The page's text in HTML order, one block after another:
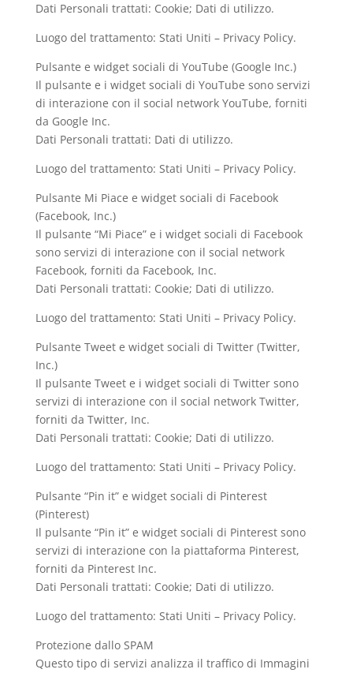
Dati Personali trattati: Cookie; Dati di utilizzo.
Luogo del trattamento: Stati Uniti – Privacy Policy.
Pulsante e widget sociali di YouTube (Google Inc.)
Il pulsante e i widget sociali di YouTube sono servizi
di interazione con il social network YouTube, forniti
da Google Inc.
Dati Personali trattati: Dati di utilizzo.
Luogo del trattamento: Stati Uniti – Privacy Policy.
Pulsante Mi Piace e widget sociali di Facebook
(Facebook, Inc.)
Il pulsante “Mi Piace” e i widget sociali di Facebook
sono servizi di interazione con il social network
Facebook, forniti da Facebook, Inc.
Dati Personali trattati: Cookie; Dati di utilizzo.
Luogo del trattamento: Stati Uniti – Privacy Policy.
Pulsante Tweet e widget sociali di Twitter (Twitter,
Inc.)
Il pulsante Tweet e i widget sociali di Twitter sono
servizi di interazione con il social network Twitter,
forniti da Twitter, Inc.
Dati Personali trattati: Cookie; Dati di utilizzo.
Luogo del trattamento: Stati Uniti – Privacy Policy.
Pulsante “Pin it” e widget sociali di Pinterest
(Pinterest)
Il pulsante “Pin it” e widget sociali di Pinterest sono
servizi di interazione con la piattaforma Pinterest,
forniti da Pinterest Inc.
Dati Personali trattati: Cookie; Dati di utilizzo.
Luogo del trattamento: Stati Uniti – Privacy Policy.
Protezione dallo SPAM
Questo tipo di servizi analizza il traffico di Immagini